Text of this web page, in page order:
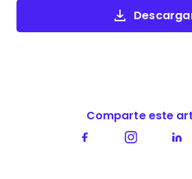
Comparte este